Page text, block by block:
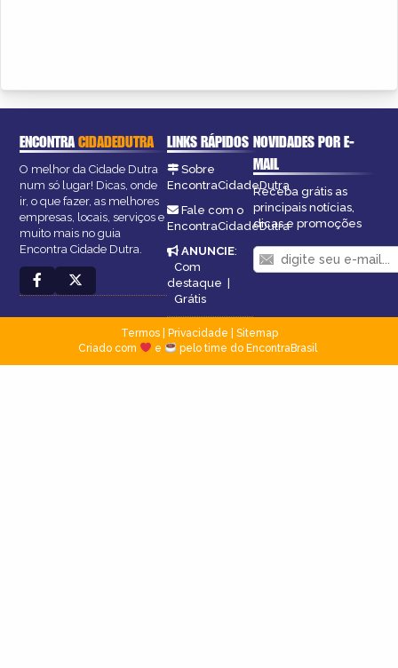
ENCONTRACIDADEDUTRA
O melhor da Cidade Dutra
num só lugar! Dicas, onde
ir, o que fazer, as melhores
empresas, locais, serviços e
muito mais no guia
Encontra Cidade Dutra.
LINKS RÁPIDOS
Sobre
EncontraCidadeDutra
Fale com o
EncontraCidadeDutra
ANUNCIE:
Com
destaque |
Grátis
NOVIDADES POR E-
MAIL
Receba grátis as
principais notícias,
dicas e promoções
Termos| Privacidade
Sitemap
Criado com
e pelo time do EncontraBrasil